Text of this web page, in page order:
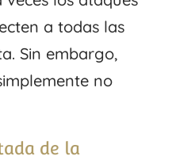
a todas las
Sin embargo,
no
de la